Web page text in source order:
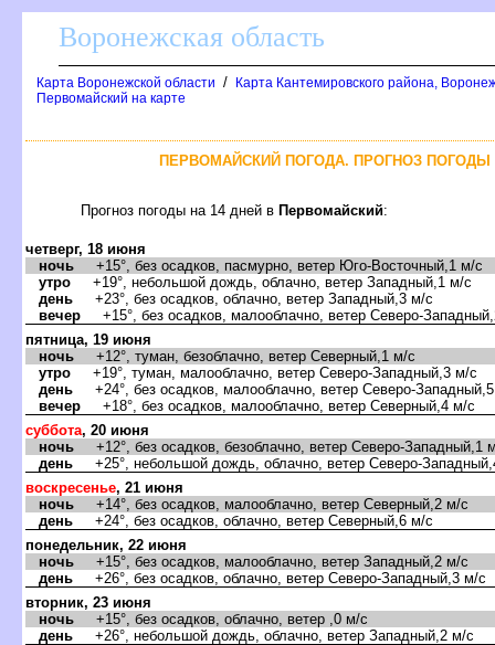
оронежская область
Карта Воронежской области /
Карта Кантемировского района,
Первомайский на карте
ПЕРВОМАЙСКИЙ ПОГОДА. ПРОГНОЗ
Прогноз погоды на 14 дней Первомайский:
четверг, 18 июня
ночь +15°, без осадков, пасмурно, ветер Юго-Восточный,1 м/с
утро +19°, небольшой дождь, облачно, ветер Западный,1 м/с
день +23°, без осадков, облачно, ветер Западный,3 м/с
ечер +15°, без осадков, малооблачно, ветер Северо-
пятница, 19 июня
ночь +12°, туман, безоблачно, ветер Северный,1 м/с
утро +19°, туман, малооблачно, ветер Северо-Западный,3 м/с
день +24°, без осадков, малооблачно, ветер Северо-
ечер +18°, без осадков, малооблачно, ветер Северный,4 м/с
суббота, 20 июня
ночь +12°, без осадков, безоблачно, ветер Северо-Западный,1
день +25°, небольшой дождь, облачно, ветер Северо-
оскресенье, 21 июня
ночь +14°, без осадков, малооблачно, ветер Северный,2 м/с
день +24°, без осадков, облачно, ветер Северный,6 м/с
понедельник, 22 июня
ночь +15°, без осадков, малооблачно, ветер Западный,2 м/с
день +26°, без осадков, облачно, ветер Северо-Западный,3 м/с
торник, 23 июня
ночь +15°, без осадков, облачно, ветер ,0 м/с
день +26°, небольшой дождь, облачно, ветер Западный,2 м/с